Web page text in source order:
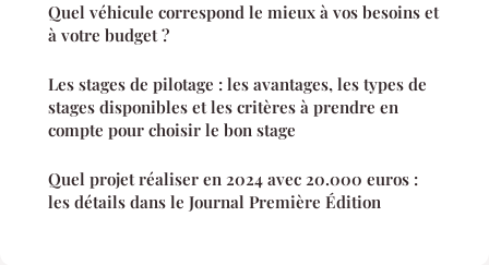
Quel véhicule correspond le mieux à vos besoins et
à votre budget ?
Les stages de pilotage : les avantages, les types de
stages disponibles et les critères à prendre en
compte pour choisir le bon stage
Quel projet réaliser en 2024 avec 20.000 euros :
les détails dans le Journal Première Édition